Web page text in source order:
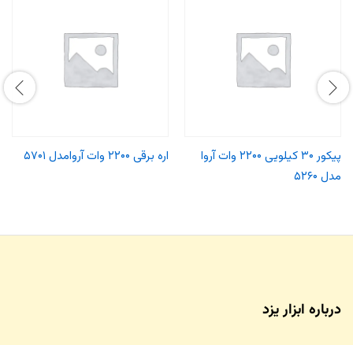
پیکور ۳۰ کیلویی ۲۲۰۰ وات آروا
مدل ۵۲۶۰
اره برقی ۲۲۰۰ وات آروامدل ۵۷۰۱
درباره ابزار یزد